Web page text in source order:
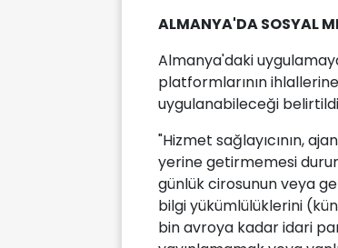
ALMANYA'DA SOSYAL
Almanya'daki
platformlarının
uygulanabileceği
"Hizmet sağlayıcının,
yerine getirmemesi
günlük cirosunun veya
bilgi yükümlülüklerini
bin avroya kadar idari